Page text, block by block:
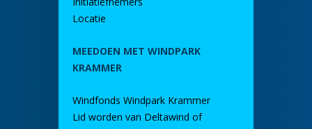
Locatie
MEEDOEN MET WINDPARK
KRAMMER
Windfonds Windpark Krammer
Lid worden van Deltawind of